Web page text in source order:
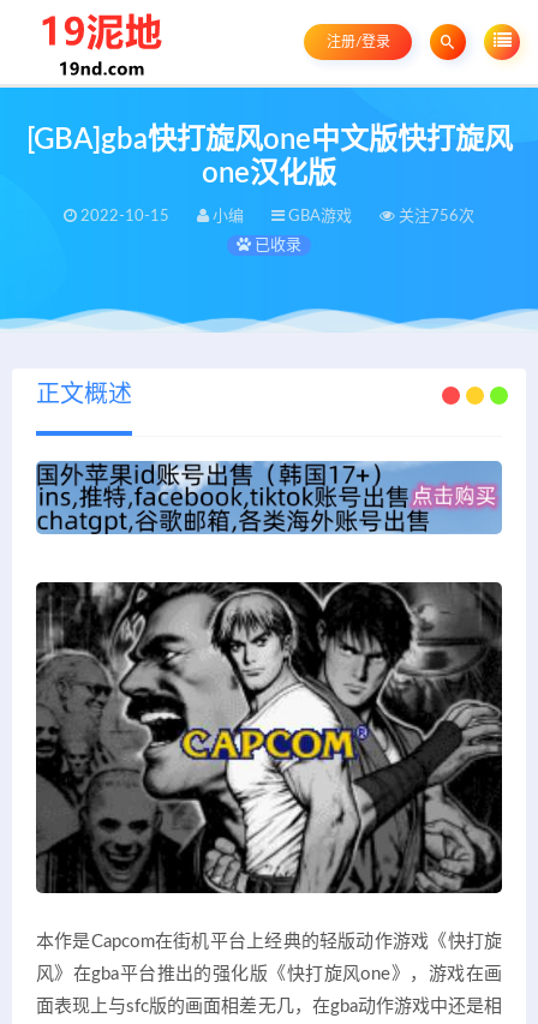
注册/登录
[GBA]gba快打旋风one中文版快打旋风
one汉化版
2022-10-15 小编 GBA游戏
关注756次
已收录
正文概述
本作是Capcom在街机平台上经典的轻版动作游戏《快打旋
风》在gba平台推出的强化版《快打旋风one》，游戏在画
面表现上与sfc版的画面相差无几，在gba动作游戏中还是相